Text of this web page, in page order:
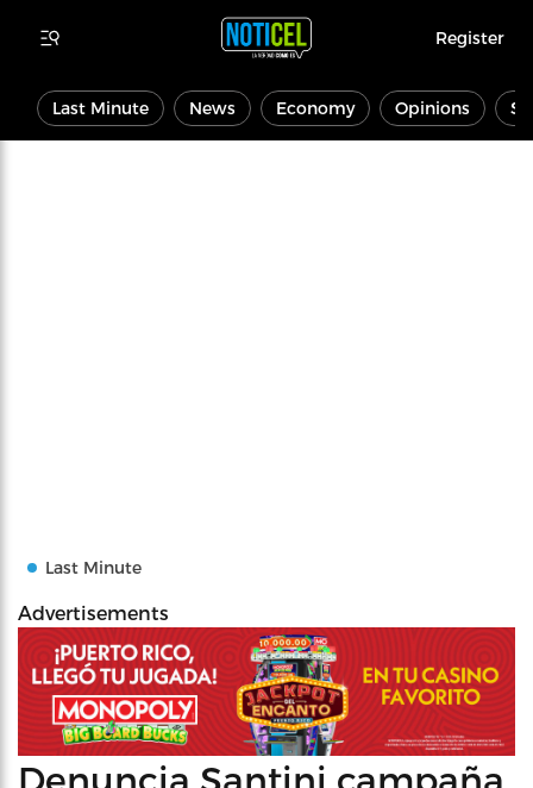
Register
Last Minute News Economy Opinions
Last Minute
Advertisements
Denuncia Santini campaña